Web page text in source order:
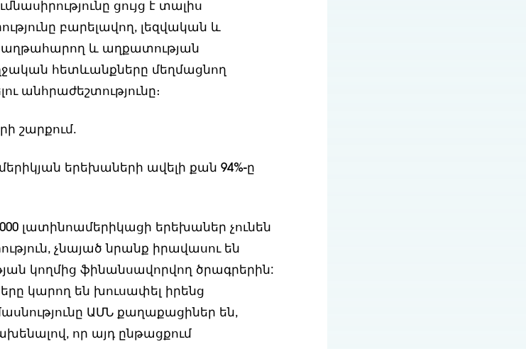
ցույց է տալիս
բարելավող, լեզվական և
և աղքատության
հետևանքները մեղմացնող
անհրաժեշտությունը։
շարքում.
երեխաների ավելի քան 94%-ը
լատինոամերիկացի երեխաներ չունեն
չնայած նրանք իրավասու են
կողմից ֆինանսավորվող ծրագրերին:
կարող են խուսափել իրենց
ԱՄՆ քաղաքացիներ են,
որ այդ ընթացքում